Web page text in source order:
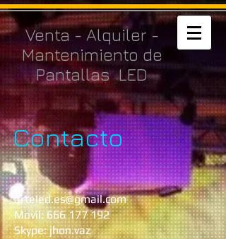
Venta - Alquiler -
Mantenimiento de
Pantallas LED
Contacto
arteled.es@gmail.com
Movil:666 177 192
Skype: jhon.vaz